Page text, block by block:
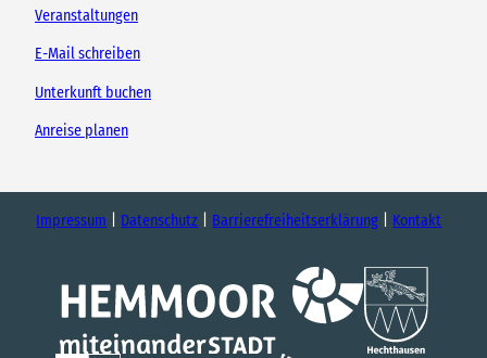
Veranstaltungen
E-Mail schreiben
Unterkunft buchen
Anreise planen
Impressum Datenschutz Barrierefreiheitserklärung Kontakt